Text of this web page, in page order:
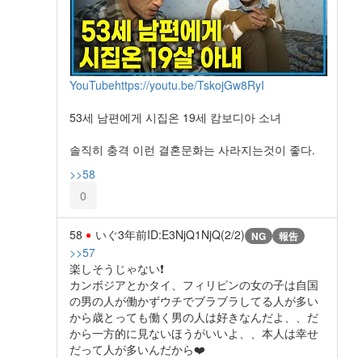
YouTubehttps://youtu.be/TskojGw8RyI
53세 남편에게 시집온 19세 캄보디아 소녀
솔직히 충격 이런 결혼문화는 사라지는것이 좋다.
>>58
0
58 いぐ3年前ID:E3NjQ1NjQ(2/2) NG 報告
>>57
楽しそうじゃない❗
カンボジアとかタイ、フィリピンの女の子は自国
の男の人が働かずウチでブラブラしてる人が多い
から歳とっても働く男の人は好きなんだよ、、だ
から一方的に見ないほうがいいよ、、本人は幸せ
だって人が多いんだから❤️